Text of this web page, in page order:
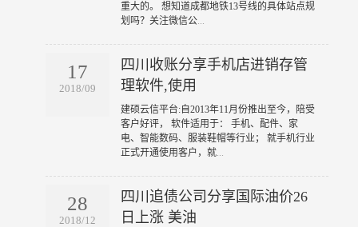
重大的。 想知道成都地铁13号线的具体站点规
划吗？关注微信公...
17
2018/09
四川收账分享手机店进销存管
理软件,使用
​建硕云信平台:自2013年11月份推出至今，陪受
客户好评， 软件适用于： 手机、配件、家
电、智能数码、服装鞋帽等行业； 就手机行业
正式开通使用客户，就...
28
2018/12
四川追债公司分享国际油价26
日上涨 美油